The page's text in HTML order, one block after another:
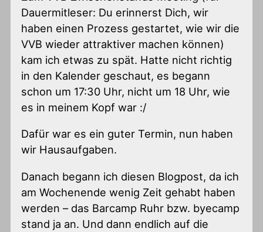
Dauermitleser: Du erinnerst Dich, wir
haben einen Prozess gestartet, wie wir die
VVB wieder attraktiver machen können)
kam ich etwas zu spät. Hatte nicht richtig
in den Kalender geschaut, es begann
schon um 17:30 Uhr, nicht um 18 Uhr, wie
es in meinem Kopf war :/
Dafür war es ein guter Termin, nun haben
wir Hausaufgaben.
Danach begann ich diesen Blogpost, da ich
am Wochenende wenig Zeit gehabt haben
werden – das Barcamp Ruhr bzw. byecamp
stand ja an. Und dann endlich auf die